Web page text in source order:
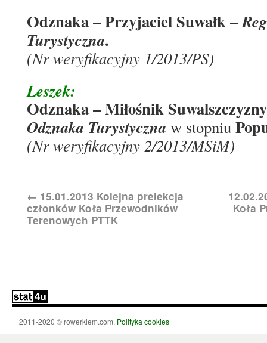
Odznaka – Przyjaciel Suwałk –
Turystyczna.
(Nr weryfikacyjny 1/2013/PS)
Leszek:
Odznaka – Miłośnik
Odznaka Turystyczna w stopniu
(Nr weryfikacyjny 2/2013/MSiM)
← 15.01.2013 Kolejna prelekcja
członków Koła Przewodników
Terenowych PTTK
Koła
2011-2020 © rowerkiem.com, Polityka cookies